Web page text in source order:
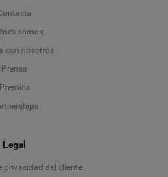
somos
con nosotros
Prensa
Premios
Legal
privacidad del cliente